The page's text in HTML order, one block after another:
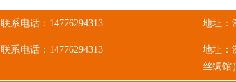
联系电话： 14776294313 地址：
联系电话：14776294313
地址：
丝绸馆）